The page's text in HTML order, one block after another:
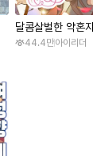
달콤살벌한 약혼
44.4만아이리더